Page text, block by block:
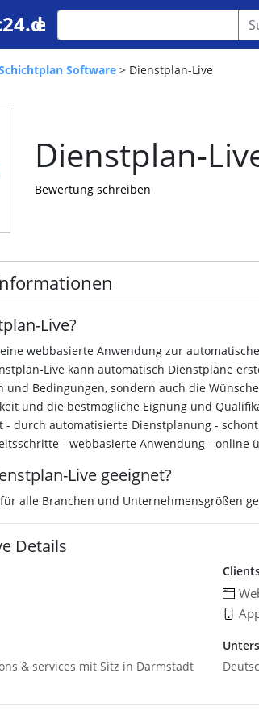
Software > Dienstplan-Live
Dienstplan-
Bewertung schreiben
Live?
webbasierte Anwendung zur
Live kann automatisch Dienstpläne
und Bedingungen, sondern auch die
und die bestmögliche Eignung und
- durch automatisierte Dienstplanung -
- webbasierte Anwendung - online
Live geeignet?
alle Branchen und Unternehmensgrößen
Details
& services mit Sitz in Darmstadt